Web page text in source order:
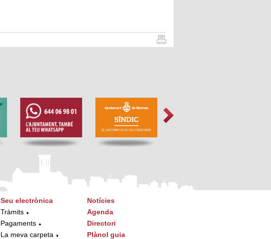
Seu electrònica
Tràmits
Pagaments
La meva carpeta
Notícies
Agenda
Directori
Plànol guia